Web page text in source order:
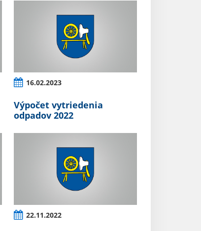
16.02.2023
Výpočet vytriedenia
odpadov 2022
22.11.2022